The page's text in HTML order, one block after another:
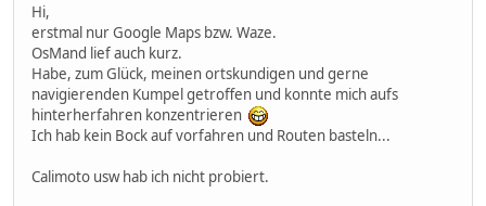
Hi,
erstmal nur Google Maps bzw. Waze.
OsMand lief auch kurz.
Habe, zum Glück, meinen ortskundigen und gerne
navigierenden Kumpel getroffen und konnte mich aufs
hinterherfahren konzentrieren
Ich hab kein Bock auf vorfahren und Routen basteln...
Calimoto usw hab ich nicht probiert.